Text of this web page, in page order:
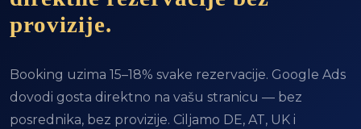
provizije.
Booking uzima 15–18% svake rezervacije. Google Ads
dovodi gosta direktno na vašu stranicu — bez
posrednika, bez provizije. Ciljamo DE, AT, UK i